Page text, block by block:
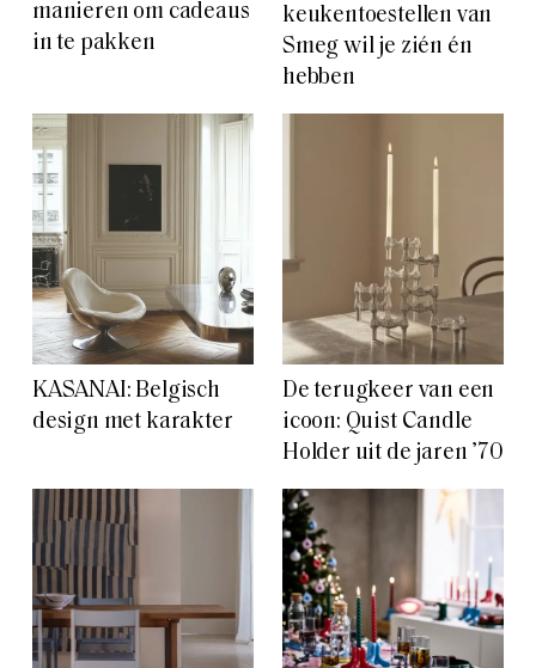
manieren om cadeaus
in te pakken
keukentoestellen van
Smeg wil je zién én
hebben
KASANAI: Belgisch
design met karakter
De terugkeer van een
icoon: Quist Candle
Holder uit de jaren ’70